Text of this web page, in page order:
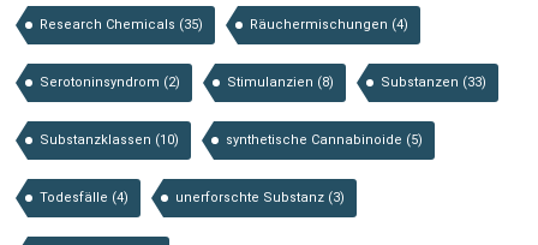
Research Chemicals (35) Räuchermischungen (4)
Serotoninsyndrom (2) Stimulanzien (8) Substanzen (33)
Substanzklassen (10) synthetische Cannabinoide (5)
Todesfälle (4) unerforschte Substanz (3)